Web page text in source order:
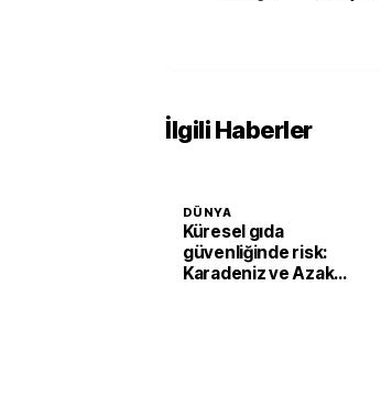
İlgili Haberler
DÜNYA
Küresel gıda
güvenliğinde risk:
Karadeniz ve Azak